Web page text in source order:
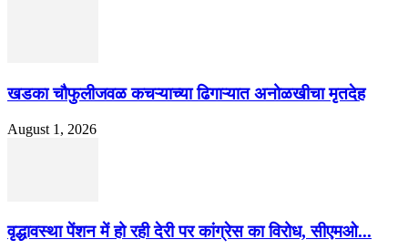
खडका चौफुलीजवळ कचऱ्याच्या ढिगाऱ्यात अनोळखीचा मृतदेह
August 1, 2026
वृद्धावस्था पेंशन में हो रही देरी पर कांग्रेस का विरोध, सीएमओ...